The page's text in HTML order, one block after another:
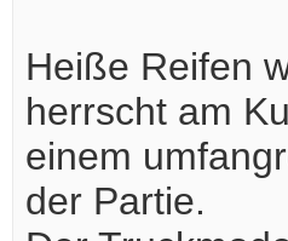
Heiße Reifen
herrscht am
einem
der Partie.